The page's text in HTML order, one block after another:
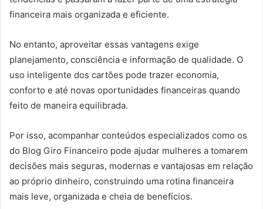
financeira mais organizada e eficiente.
No entanto, aproveitar essas vantagens exige
planejamento, consciência e informação de qualidade. O
uso inteligente dos cartões pode trazer economia,
conforto e até novas oportunidades financeiras quando
feito de maneira equilibrada.
Por isso, acompanhar conteúdos especializados como os
do Blog Giro Financeiro pode ajudar mulheres a tomarem
decisões mais seguras, modernas e vantajosas em relação
ao próprio dinheiro, construindo uma rotina financeira
mais leve, organizada e cheia de benefícios.